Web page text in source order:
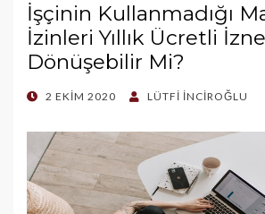
İşçinin Kullanmadığı
İzinleri Yıllık Ücretli İzne
Dönüşebilir Mi?
POSTED
2 EKIM 2020 LÜTFI İNCIROĞLU